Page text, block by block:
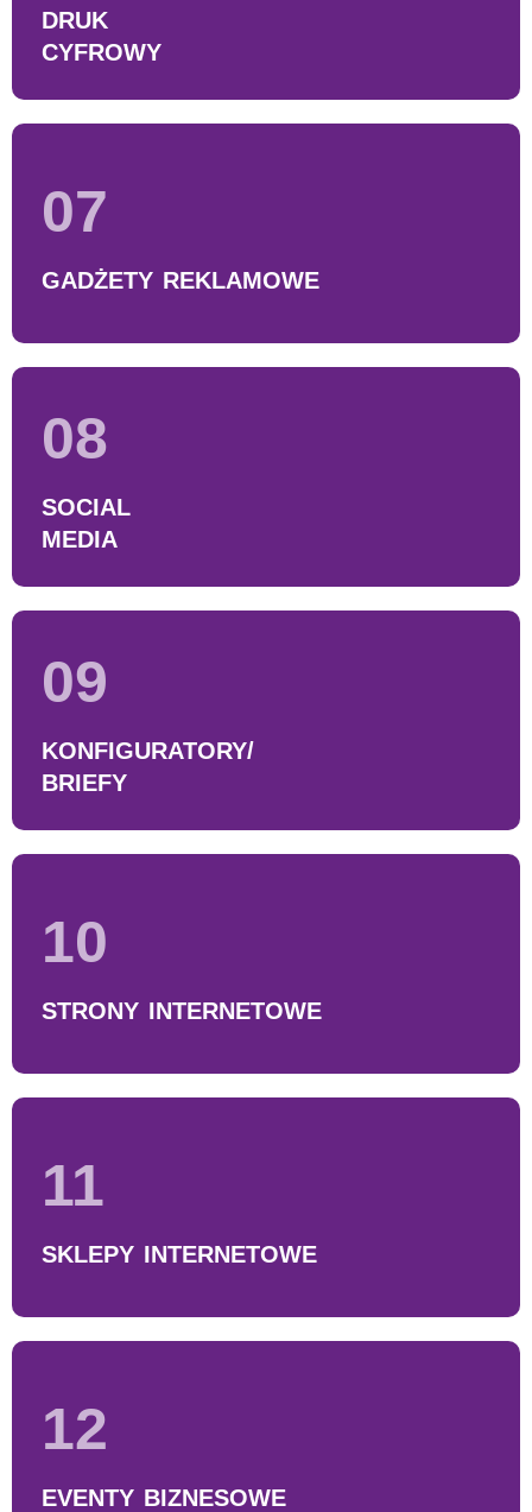
DRUK
CYFROWY
07
GADŻETY REKLAMOWE
08
SOCIAL
MEDIA
09
KONFIGURATORY/
BRIEFY
10
STRONY INTERNETOWE
11
SKLEPY INTERNETOWE
12
EVENTY BIZNESOWE